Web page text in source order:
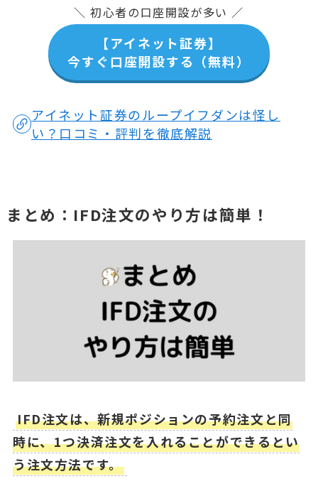
＼ 初心者の口座開設が多い ／
【アイネット証券】
今すぐ口座開設する（無料）
アイネット証券のループイフダンは怪し
い？口コミ・評判を徹底解説
まとめ：IFD注文のやり方は簡単！
IFD注文は、新規ポジションの予約注文と同
時に、1つ決済注文を入れることができるとい
う注文方法です。